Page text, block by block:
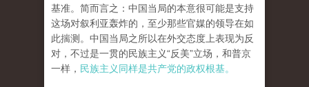
基准。简而言之：中国当局的本意很可能是支持
这场对叙利亚轰炸的，至少那些官媒的领导在如
此揣测。中国当局之所以在外交态度上表现为反
对，不过是一贯的民族主义“反美”立场，和普京
一样， 民族主义同样是共产党的政权根基。